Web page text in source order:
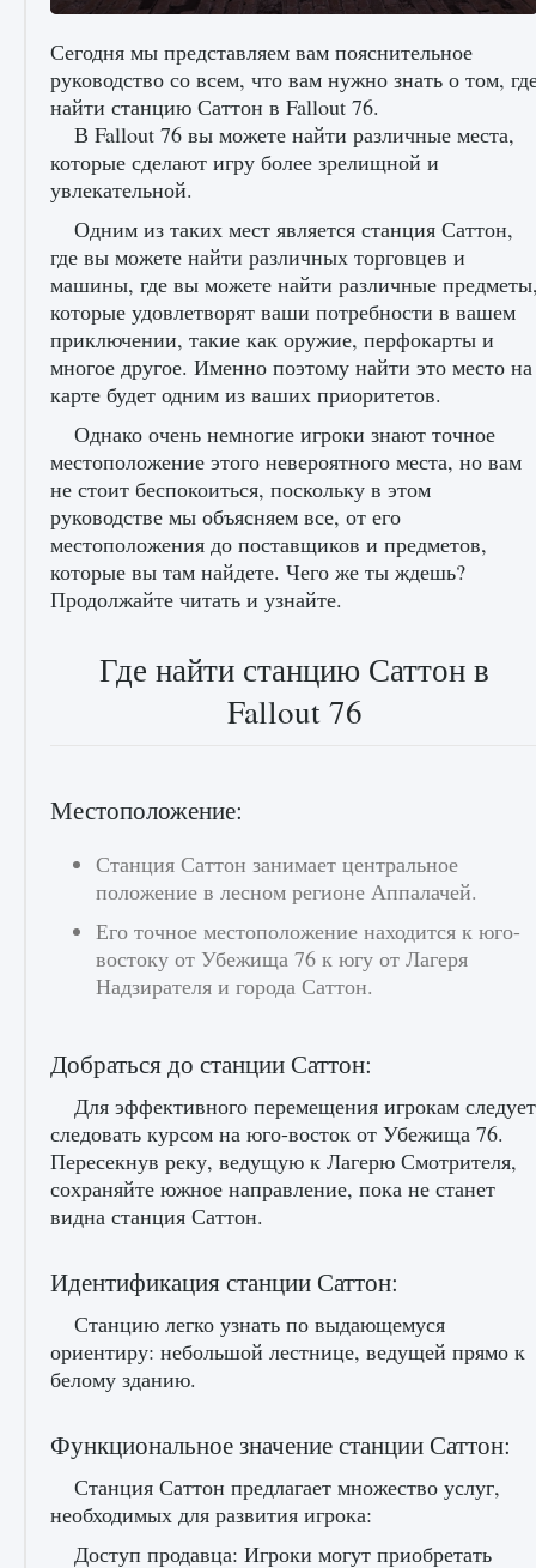
Как получить Thunder Egg в Stardew Valley
9 августа 2024 1 244 0 0
Как исправить неработающие награды For
Honor
9 августа 2024 1 205 0 0
Как разблокировать чертеж счастливого
оружия в MW3 и Warzone
Все новые функции Ultimate Team в EA FC
9 августа 2024 1 297 0
9 августа 2024 1 335 0 0
Сегодня мы представляем вам пояснительное
руководство со всем, что вам нужно знать о том,
найти станцию ​​Саттон в Fallout 76.
В Fallout 76 вы можете найти различные места,
которые сделают игру более зрелищной и
увлекательной.
Одним из таких мест является станция Саттон,
где вы можете найти различных торговцев и
машины, где вы можете найти различные
которые удовлетворят ваши потребности в вашем
приключении, такие как оружие, перфокарты и
многое другое. Именно поэтому найти это место на
карте будет одним из ваших приоритетов.
Однако очень немногие игроки знают точное
местоположение этого невероятного места, но вам
не стоит беспокоиться, поскольку в этом
руководстве мы объясняем все, от его
местоположения до поставщиков и предметов,
которые вы там найдете. Чего же ты ждешь?
Продолжайте читать и узнайте.
Где найти станцию ​​Саттон в
Fallout 76
Местоположение:
Станция Саттон занимает центральное
положение в лесном регионе Аппалачей.
Его точное местоположение находится к юго-
востоку от Убежища 76 к югу от Лагеря
Надзирателя и города Саттон.
Добраться до станции Саттон:
Для эффективного перемещения игрокам следует
следовать курсом на юго-восток от Убежища 76.
Пересекнув реку, ведущую к Лагерю Смотрителя,
сохраняйте южное направление, пока не станет
видна станция Саттон.
Идентификация станции Саттон:
Станцию ​​легко узнать по выдающемуся
ориентиру: небольшой лестнице, ведущей прямо к
белому зданию.
Функциональное значение станции Саттон:
Станция Саттон предлагает множество услуг,
необходимых для развития игрока:
Доступ продавца: Игроки могут приобретать